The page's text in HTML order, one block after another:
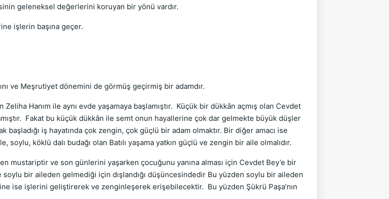
geleneksel değerlerini koruyan bir yönü vardır.
işlerin başına geçer.
ve Meşrutiyet dönemini de görmüş geçirmiş bir adamdır.
Hanım ile aynı evde yaşamaya başlamıştır. Küçük bir dükkân açmış olan Cevdet
Fakat bu küçük dükkân ile semt onun hayallerine çok dar gelmekte büyük düşler
başladığı iş hayatında çok zengin, çok güçlü bir adam olmaktır. Bir diğer amacı ise
köklü dalı budağı olan Batılı yaşama yatkın güçlü ve zengin bir aile olmalıdır.
mustariptir ve son günlerini yaşarken çocuğunu yanına alması için Cevdet Bey’e bir
bir aileden gelmediği için dışlandığı düşüncesindedir Bu yüzden soylu bir aileden
ise işlerini geliştirerek ve zenginleşerek erişebilecektir. Bu yüzden Şükrü Paşa’nın